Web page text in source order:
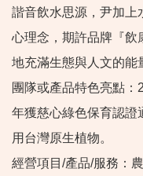
諧音飲水思源，尹加上
心理念，期許品牌『飲
地充滿生態與人文的能
團隊或產品特色亮點
年獲慈心綠色保育認證
用台灣原生植物。
經營項目/產品/服務：